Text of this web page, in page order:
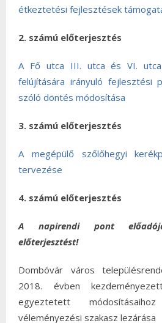
étkeztetési fejlesztések
2. számú előterjesztés
A Fő utca III. utca és VI. utca
felújítására irányuló fejlesztési
szóló döntés módosítása
3. számú előterjesztés
A megépülő szőlőhegyi
tervezése
4. számú előterjesztés
A napirendi pont
előterjesztést!
Dombóvár város
2018. évben
egyeztetett
véleményezési szakasz lezárása